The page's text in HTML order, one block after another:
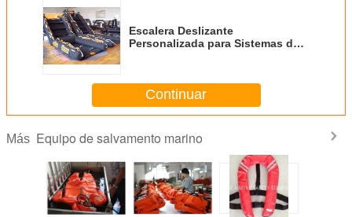
Escalera Deslizante
Personalizada para Sistemas de
Continuar
Más Equipo de salvamento marino